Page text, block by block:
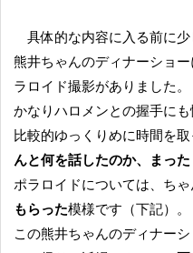
具体的な内容に入る前に少
熊井ちゃんのディナーショ
ラロイド撮影がありました。
かなりハロメンとの握手に
比較的ゆっくりめに時間を取
んと何を話したのか、まっ
ポラロイドについては、ちゃ
もらった模様です（下記）。
この熊井ちゃんのディナー